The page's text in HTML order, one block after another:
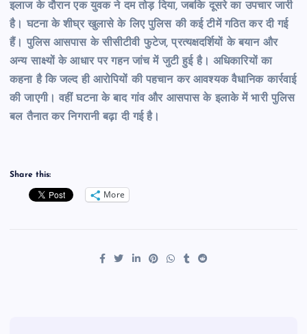
इलाज के दौरान एक युवक ने दम तोड़ दिया, जबकि दूसरे का उपचार जारी
है। घटना के शीघ्र खुलासे के लिए पुलिस की कई टीमें गठित कर दी गई
हैं। पुलिस आसपास के सीसीटीवी फुटेज, प्रत्यक्षदर्शियों के बयान और
अन्य साक्ष्यों के आधार पर गहन जांच में जुटी हुई है। अधिकारियों का
कहना है कि जल्द ही आरोपियों की पहचान कर आवश्यक वैधानिक कार्रवाई
की जाएगी। वहीं घटना के बाद गांव और आसपास के इलाके में भारी पुलिस
बल तैनात कर निगरानी बढ़ा दी गई है।
Share this:
More